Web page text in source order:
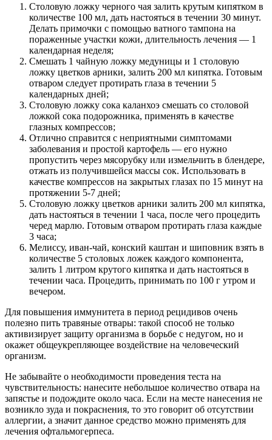
Столовую ложку черного чая залить крутым кипятком в
количестве 100 мл, дать настояться в течении 30 минут.
Делать примочки с помощью ватного тампона на
пораженные участки кожи, длительность лечения — 1
календарная неделя;
Смешать 1 чайную ложку медуницы и 1 столовую
ложку цветков арники, залить 200 мл кипятка. Готовым
отваром следует протирать глаза в течении 5
календарных дней;
Столовую ложку сока каланхоэ смешать со столовой
ложкой сока подорожника, применять в качестве
глазных компрессов;
Отлично справится с неприятными симптомами
заболевания и простой картофель — его нужно
пропустить через мясорубку или измельчить в блендере,
отжать из получившейся массы сок. Использовать в
качестве компрессов на закрытых глазах по 15 минут на
протяжении 5-7 дней;
Столовую ложку цветков арники залить 200 мл кипятка,
дать настояться в течении 1 часа, после чего процедить
черед марлю. Готовым отваром протирать глаза каждые
3 часа;
Мелиссу, иван-чай, конский каштан и шиповник взять в
количестве 5 столовых ложек каждого компонента,
залить 1 литром крутого кипятка и дать настояться в
течении часа. Процедить, принимать по 100 г утром и
вечером.
Для повышения иммунитета в период рецидивов очень
полезно пить травяные отвары: такой способ не только
активизирует защиту организма в борьбе с недугом, но и
окажет общеукрепляющее воздействие на человеческий
организм.
Не забывайте о необходимости проведения теста на
чувствительность: нанесите небольшое количество отвара на
запястье и подождите около часа. Если на месте нанесения не
возникло зуда и покраснения, то это говорит об отсутствии
аллергии, а значит данное средство можно применять для
лечения офтальмогерпеса.